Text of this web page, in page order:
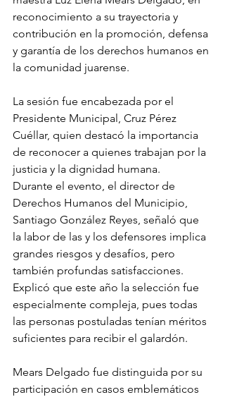
reconocimiento a su trayectoria y
contribución en la promoción, defensa
y garantía de los derechos humanos en
la comunidad juarense.
La sesión fue encabezada por el
Presidente Municipal, Cruz Pérez
Cuéllar, quien destacó la importancia
de reconocer a quienes trabajan por la
justicia y la dignidad humana.
Durante el evento, el director de
Derechos Humanos del Municipio,
Santiago González Reyes, señaló que
la labor de las y los defensores implica
grandes riesgos y desafíos, pero
también profundas satisfacciones.
Explicó que este año la selección fue
especialmente compleja, pues todas
las personas postuladas tenían méritos
suficientes para recibir el galardón.
Mears Delgado fue distinguida por su
participación en casos emblemáticos